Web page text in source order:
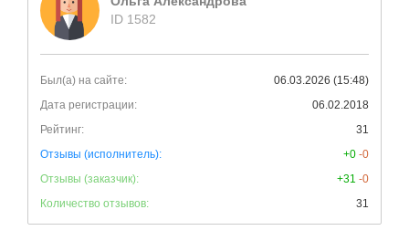
ID 1582
Был(а) на сайте:
06.03.2026 (15:48)
Дата регистрации:
06.02.2018
Рейтинг:
31
Отзывы (исполнитель):
+0 -0
Отзывы (заказчик):
+31 -0
Количество отзывов:
31